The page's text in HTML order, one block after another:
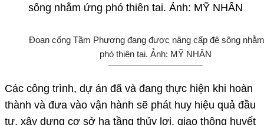
Đoạn cống Tầm Phương đang được nâng cấp đê sông
phó thiên tai. Ảnh: MỸ NHÂN
Các công trình, dự án đã và đang thực hiện khi hoàn
thành và đưa vào vận hành sẽ phát huy hiệu quả đầu
tư, xây dựng cơ sở hạ tầng thủy lợi, giao thông huyết